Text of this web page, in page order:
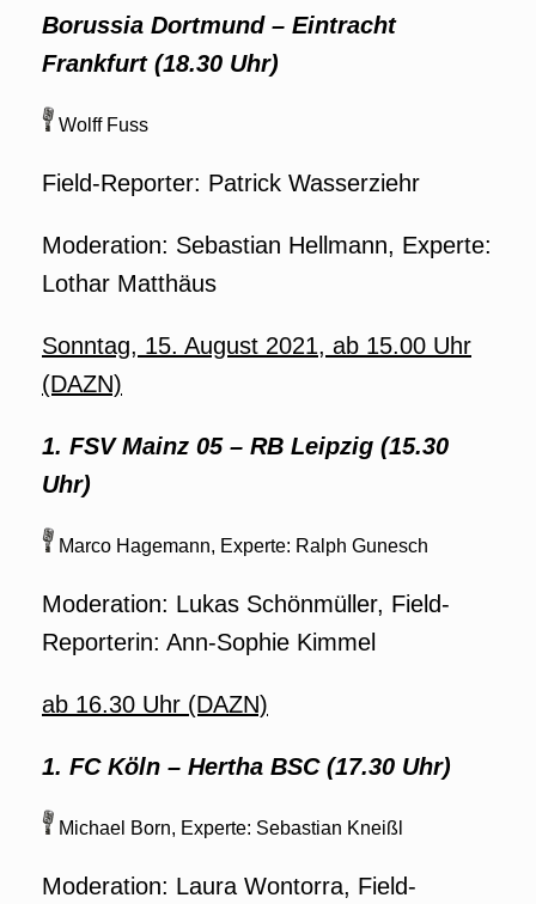
Borussia Dortmund – Eintracht
Frankfurt (18.30 Uhr)
Wolff Fuss
Field-Reporter: Patrick Wasserziehr
Moderation: Sebastian Hellmann, Experte:
Lothar Matthäus
Sonntag, 15. August 2021, ab 15.00 Uhr
(DAZN)
1. FSV Mainz 05 – RB Leipzig (15.30
Uhr)
Marco Hagemann, Experte: Ralph Gunesch
Moderation: Lukas Schönmüller, Field-
Reporterin: Ann-Sophie Kimmel
ab 16.30 Uhr (DAZN)
1. FC Köln – Hertha BSC (17.30 Uhr)
Michael Born, Experte: Sebastian Kneißl
Moderation: Laura Wontorra, Field-